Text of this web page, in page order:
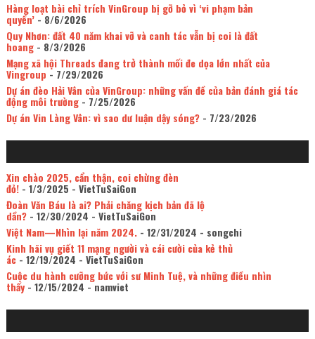
Hàng loạt bài chỉ trích VinGroup bị gỡ bỏ vì ‘vi phạm bản
quyền’- 8/6/2026
Quy Nhơn: đất 40 năm khai vỡ và canh tác vẫn bị coi là đất
hoang- 8/3/2026
Mạng xã hội Threads đang trở thành mối đe dọa lớn nhất của
Vingroup - 7/29/2026
Dự án đèo Hải Vân của VinGroup: những vấn đề của bản đánh giá tác
động môi trường- 7/25/2026
Dự án Vin Làng Vân: vì sao dư luận dậy sóng?- 7/23/2026
Xin chào 2025, cẩn thận, coi chừng đèn
đỏ!- 1/3/2025 - VietTuSaiGon
Đoàn Văn Báu là ai? Phải chăng kịch bản đã lộ
dần?- 12/30/2024 - VietTuSaiGon
Việt Nam—Nhìn lại năm 2024.- 12/31/2024 - songchi
Kinh hãi vụ giết 11 mạng người và cái cười của kẻ thủ
ác- 12/19/2024 - VietTuSaiGon
Cuộc du hành cưỡng bức với sư Minh Tuệ, và những điều nhìn
thấy- 12/15/2024 - namviet